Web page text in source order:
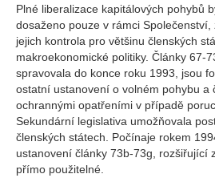
Plné liberalizace kapitálových pohybů
dosaženo pouze v rámci
jejich kontrola pro většinu členských
makroekonomické politiky. Články 67-
spravovala do konce roku 1993, jsou
ostatní ustanovení o volném pohybu a
ochrannými opatřeními v případě
Sekundární legislativa umožňovala
členských státech. Počínaje rokem
ustanovení články 73b-73g, rozšiřující
přímo použitelné.